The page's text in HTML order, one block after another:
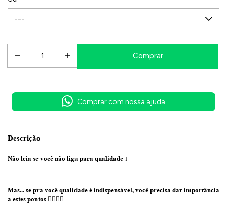
Comprar com nossa ajuda
Descrição
Não leia se você não liga para qualidade ↓
Mas... se pra você qualidade é indispensável, você precisa dar importância
a estes pontos 👇🏼👇🏼